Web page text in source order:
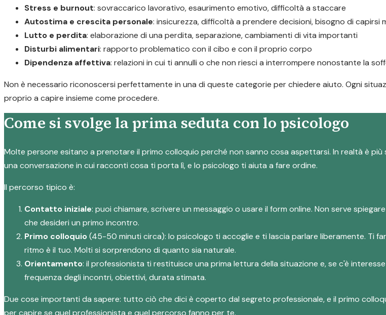
Stress e burnout: sovraccarico lavorativo, esaurimento emotivo, difficoltà a staccare
Autostima e crescita personale: insicurezza, difficoltà a prendere decisioni, bisogno di capirsi
Lutto e perdita: elaborazione di una perdita, separazione, cambiamenti di vita importanti
Disturbi alimentari: rapporto problematico con il cibo e con il proprio corpo
Dipendenza affettiva: relazioni in cui ti annulli o che non riesci a interrompere nonostante la
Non è necessario riconoscersi perfettamente in una di queste categorie per chiedere aiuto. Ogni
proprio a capire insieme come procedere.
Come si svolge la prima seduta con lo psicologo
Molte persone esitano a prenotare il primo colloquio perché non sanno cosa aspettarsi. In realtà è
una conversazione in cui racconti cosa ti porta lì, e lo psicologo ti aiuta a fare ordine.
Il percorso tipico è:
Contatto iniziale: puoi chiamare, scrivere un messaggio o usare il form online. Non serve
che desideri un primo incontro.
Primo colloquio(45-50 minuti circa): lo psicologo ti accoglie e ti lascia parlare liberamente. Ti
ritmo è il tuo. Molti si sorprendono di quanto sia naturale.
Orientamento: il professionista ti restituisce una prima lettura della situazione e, se c'è
frequenza degli incontri, obiettivi, durata stimata.
Due cose importanti da sapere: tutto ciò che dici è coperto dal segreto professionale, e il primo
per capire se quel professionista e quel percorso fanno per te.